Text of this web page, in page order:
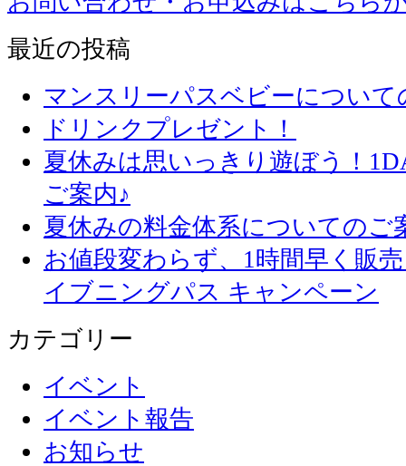
最近の投稿
マンスリーパスベビーについて
ドリンクプレゼント！
夏休みは思いっきり遊ぼう！
ご案内♪
夏休みの料金体系についてのご
お値段変わらず、1
イブニングパス キャンペーン
カテゴリー
イベント
イベント報告
お知らせ